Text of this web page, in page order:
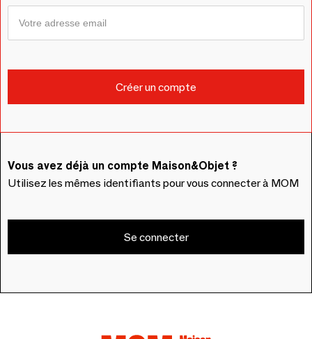
Vous avez déjà un compte Maison&Objet ?
Utilisez les mêmes identifiants pour vous connecter à MOM
Se connecter